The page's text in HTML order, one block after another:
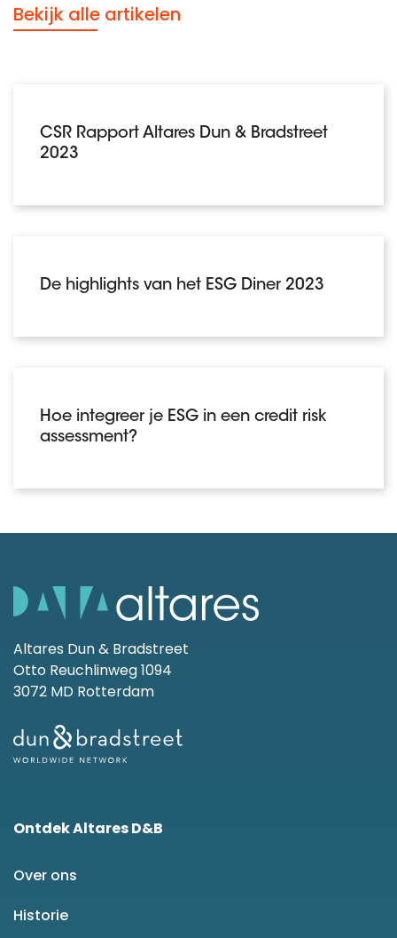
Bekijk alle artikelen
CSR Rapport Altares Dun & Bradstreet
2023
De highlights van het ESG Diner 2023
Hoe integreer je ESG in een credit risk
assessment?
Altares Dun & Bradstreet
Otto Reuchlinweg 1094
3072 MD Rotterdam
Ontdek Altares D&B
Over ons
Historie